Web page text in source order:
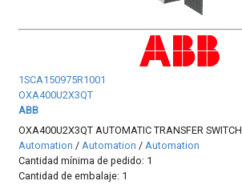
1SCA150975R1001
OXA400U2X3QT
ABB
OXA400U2X3QT AUTOMATIC TRANSFER SWITCH
Automation / Automation / Automation
Cantidad mínima de pedido: 1
Cantidad de embalaje: 1